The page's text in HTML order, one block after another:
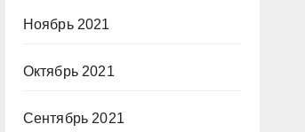
Ноябрь 2021
Октябрь 2021
Сентябрь 2021